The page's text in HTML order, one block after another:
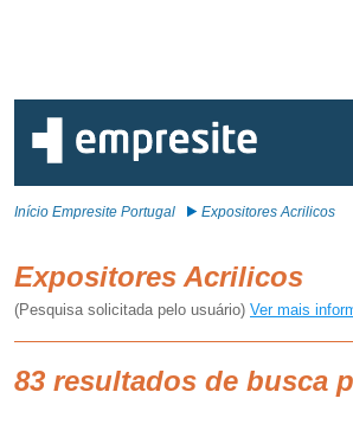
Início Empresite Portugal Expositores Acrilicos
Expositores Acrilicos
(Pesquisa solicitada pelo usuário) Ver mais
83 resultados de busca